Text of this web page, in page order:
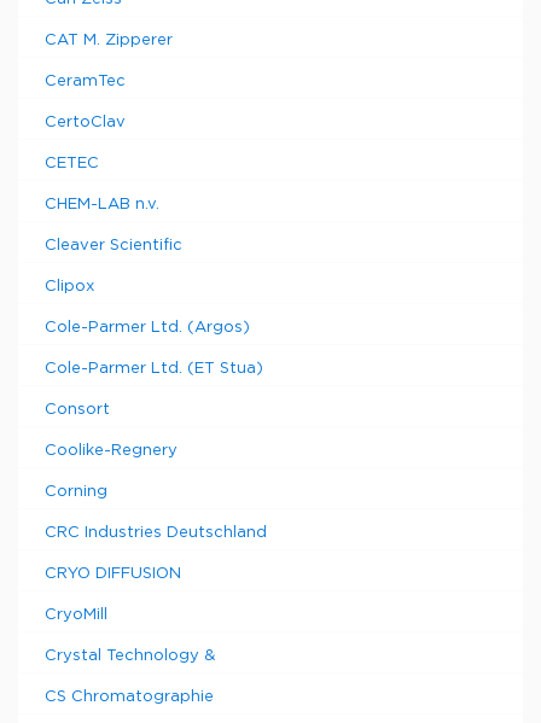
CAT M. Zipperer
CeramTec
CertoClav
CETEC
CHEM-LAB n.v.
Cleaver Scientific
Clipox
Cole-Parmer Ltd. (Argos)
Cole-Parmer Ltd. (ET Stua)
Consort
Coolike-Regnery
Corning
CRC Industries Deutschland
CRYO DIFFUSION
CryoMill
Crystal Technology &
CS Chromatographie